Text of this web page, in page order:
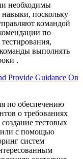
необходимы
поскольку
командой
по
выполнять
.
по обеспечению
о требованиях
тестовых
или с помощью
систем